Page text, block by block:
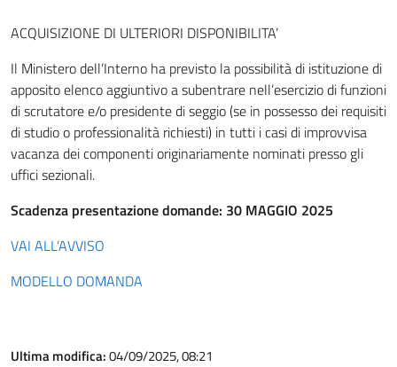
ACQUISIZIONE DI ULTERIORI DISPONIBILITA’
Il Ministero dell’Interno ha previsto la possibilità di istituzione di
apposito elenco aggiuntivo a subentrare nell’esercizio di funzioni
di scrutatore e/o presidente di seggio (se in possesso dei requisiti
di studio o professionalità richiesti) in tutti i casi di improvvisa
vacanza dei componenti originariamente nominati presso gli
uffici sezionali.
Scadenza presentazione domande: 30 MAGGIO 2025
VAI ALL’AVVISO
MODELLO DOMANDA
Ultima modifica:04/09/2025, 08:21